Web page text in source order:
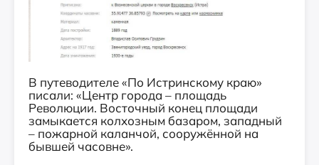
В путеводителе «По Истринскому краю»
писали: «Центр города – площадь
Революции. Восточный конец площади
замыкается колхозным базаром, западный
– пожарной каланчой, сооружённой на
бывшей часовне».